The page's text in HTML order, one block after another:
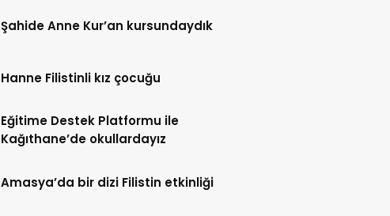
Şahide Anne Kur’an kursundaydık
Hanne Filistinli kız çocuğu
Eğitime Destek Platformu ile
Kağıthane’de okullardayız
Amasya’da bir dizi Filistin etkinliği